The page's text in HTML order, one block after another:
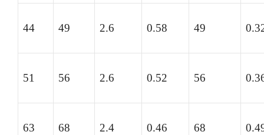
44 49 2.6 0.58 49
51 56 2.6 0.52 56
63 68 2.4 0.46 68